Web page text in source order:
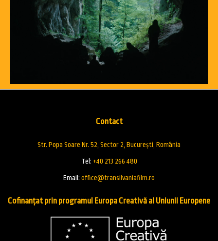
Contact
Str. Popa Soare Nr. 52, Sector 2, București, România
Tel: +40 213 266 480
Email: office@transilvaniafilm.ro
Cofinanțat prin programul Europa Creativă al Uniunii Europene